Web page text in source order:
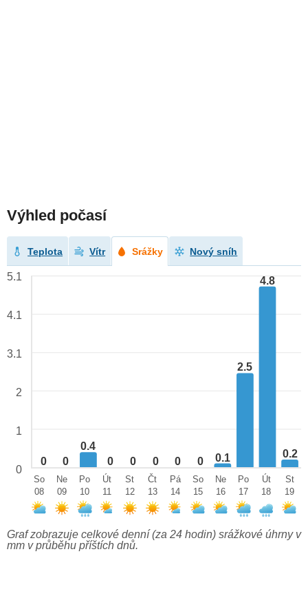
Výhled počasí
Teplota Vítr Srážky Nový sníh
0 0
0.4
0 0 0 0 0 0.1
2.5
4.8
0.2
5.1
4.1
3.1
2
1
0
So
08
Ne
09
Po
10
Út
11
St
12
Čt
13
Pá
14
So
15
Ne
16
Po
17
Út
18
St
19
Graf zobrazuje celkové denní (za 24 hodin) srážkové úhrny v
mm v průběhu příštích dnů.